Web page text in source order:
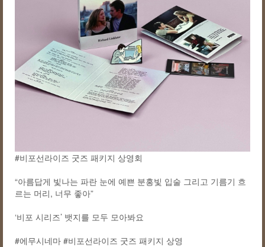
#비포선라이즈 굿즈 패키지 상영회
“아름답게 빛나는 파란 눈에 예쁜 분홍빛 입술 그리고 기름기 흐
르는 머리, 너무 좋아”
‘비포 시리즈’ 뱃지를 모두 모아봐요
#에무시네마 #비포선라이즈 굿즈 패키지 상영